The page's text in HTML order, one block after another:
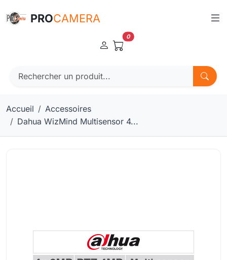
PROCAMERA
0
Accueil
Accessoires
Dahua WizMind Multisensor 4...